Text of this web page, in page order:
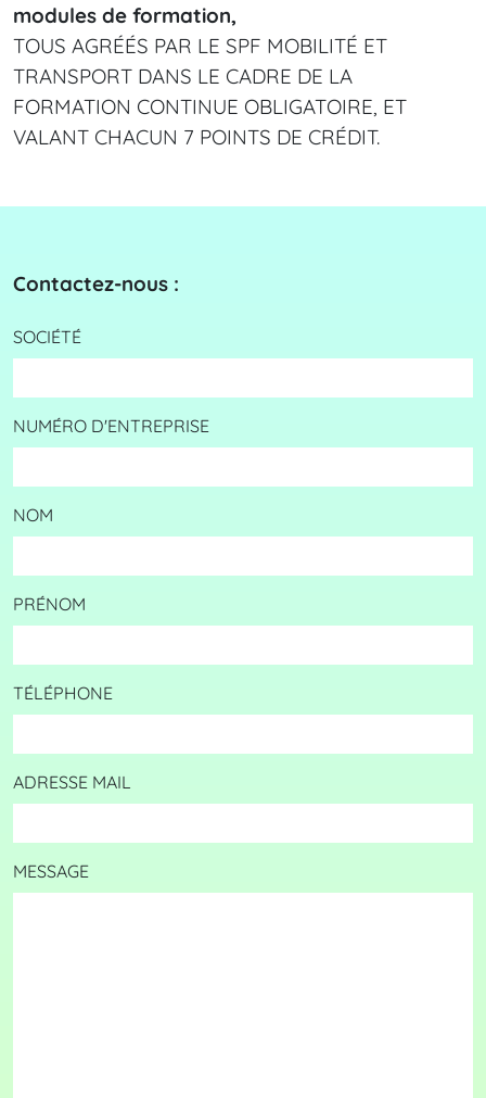
modules de formation,
TOUS AGRÉÉS PAR LE SPF MOBILITÉ ET
TRANSPORT DANS LE CADRE DE LA
FORMATION CONTINUE OBLIGATOIRE, ET
VALANT CHACUN 7 POINTS DE CRÉDIT.
Contactez-nous :
SOCIÉTÉ
NUMÉRO D'ENTREPRISE
NOM
PRÉNOM
TÉLÉPHONE
ADRESSE MAIL
MESSAGE